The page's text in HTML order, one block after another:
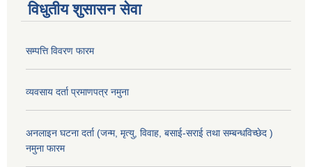
विधुतीय शुसासन सेवा
सम्पत्ति विवरण फारम
व्यवसाय दर्ता प्रमाणपत्र नमुना
अनलाइन घटना दर्ता (जन्म, मृत्यु, विवाह, बसाई-सराई तथा सम्बन्धविच्छेद )
नमुना फारम